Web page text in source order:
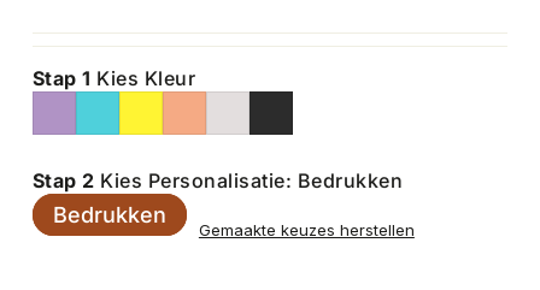
Stap 1 Kies Kleur
Stap 2 Kies Personalisatie: Bedrukken
Bedrukken
Gemaakte keuzes herstellen